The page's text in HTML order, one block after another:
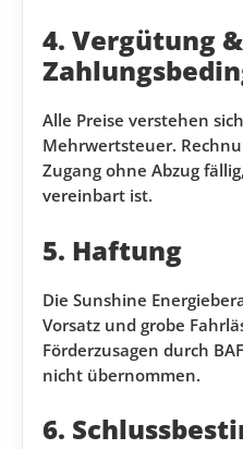
4. Vergütung &
Alle Preise verstehen
Mehrwertsteuer.
Zugang ohne Abzug
vereinbart ist.
5. Haftung
Die Sunshine
Vorsatz und grobe
Förderzusagen durch
nicht übernommen.
6.